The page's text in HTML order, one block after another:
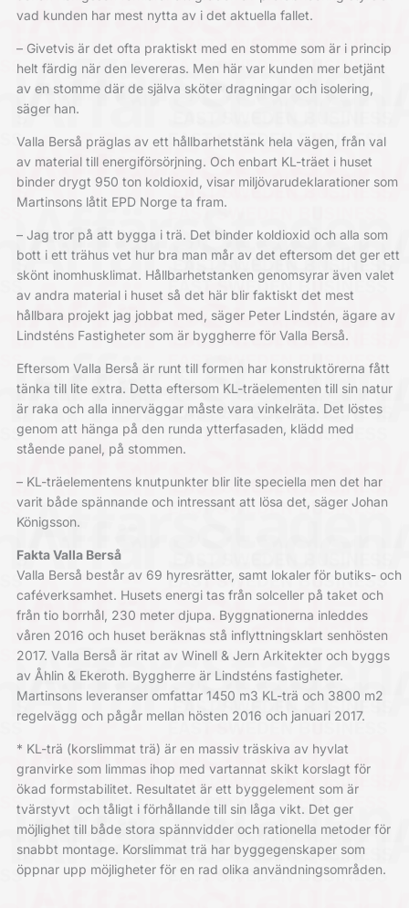
vad kunden har mest nytta av i det aktuella fallet.
– Givetvis är det ofta praktiskt med en stomme som är i princip
helt färdig när den levereras. Men här var kunden mer betjänt
av en stomme där de själva sköter dragningar och isolering,
säger han.
Valla Berså präglas av ett hållbarhetstänk hela vägen, från val
av material till energiförsörjning. Och enbart KL-träet i huset
binder drygt 950 ton koldioxid, visar miljövarudeklarationer som
Martinsons låtit EPD Norge ta fram.
– Jag tror på att bygga i trä. Det binder koldioxid och alla som
bott i ett trähus vet hur bra man mår av det eftersom det ger ett
skönt inomhusklimat. Hållbarhetstanken genomsyrar även valet
av andra material i huset så det här blir faktiskt det mest
hållbara projekt jag jobbat med, säger Peter Lindstén, ägare av
Lindsténs Fastigheter som är byggherre för Valla Berså.
Eftersom Valla Berså är runt till formen har konstruktörerna fått
tänka till lite extra. Detta eftersom KL-träelementen till sin natur
är raka och alla innerväggar måste vara vinkelräta. Det löstes
genom att hänga på den runda ytterfasaden, klädd med
stående panel, på stommen.
– KL-träelementens knutpunkter blir lite speciella men det har
varit både spännande och intressant att lösa det, säger Johan
Königsson.
Fakta Valla Berså
Valla Berså består av 69 hyresrätter, samt lokaler för butiks- och
caféverksamhet. Husets energi tas från solceller på taket och
från tio borrhål, 230 meter djupa. Byggnationerna inleddes
våren 2016 och huset beräknas stå inflyttningsklart senhösten
2017. Valla Berså är ritat av Winell & Jern Arkitekter och byggs
av Åhlin & Ekeroth. Byggherre är Lindsténs fastigheter.
Martinsons leveranser omfattar 1450 m3 KL-trä och 3800 m2
regelvägg och pågår mellan hösten 2016 och januari 2017.
* KL-trä (korslimmat trä) är en massiv träskiva av hyvlat
granvirke som limmas ihop med vartannat skikt korslagt för
ökad formstabilitet. Resultatet är ett byggelement som är
tvärstyvt och tåligt i förhållande till sin låga vikt. Det ger
möjlighet till både stora spännvidder och rationella metoder för
snabbt montage. Korslimmat trä har byggegenskaper som
öppnar upp möjligheter för en rad olika användningsområden.